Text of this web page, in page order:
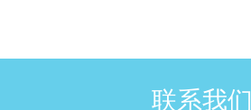
联系我们